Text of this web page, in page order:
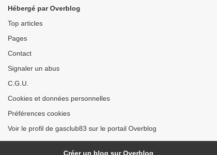
Hébergé par Overblog
Top articles
Pages
Contact
Signaler un abus
C.G.U.
Cookies et données personnelles
Préférences cookies
Voir le profil de gasclub83 sur le portail Overblog
Créer un blog sur Overblog